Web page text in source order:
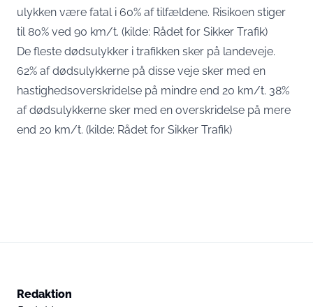
ulykken være fatal i 60% af tilfældene. Risikoen stiger
til 80% ved 90 km/t. (kilde: Rådet for Sikker Trafik)
De fleste dødsulykker i trafikken sker på landeveje.
62% af dødsulykkerne på disse veje sker med en
hastighedsoverskridelse på mindre end 20 km/t. 38%
af dødsulykkerne sker med en overskridelse på mere
end 20 km/t. (kilde: Rådet for Sikker Trafik)
Redaktion